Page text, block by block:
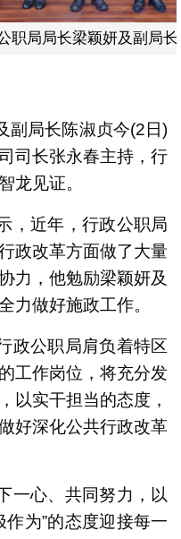
局长陈淑贞就职
副局长陈淑贞今(2日)
司长张永春主持，行
龙见证。
，近年，行政公职局
政改革方面做了大量
力，他勉励梁颖妍及
力做好施政工作。
政公职局肩负着特区
工作岗位，将充分发
以实干担当的态度，
好深化公共行政改革
一心、共同努力，以
为”的态度迎接每一